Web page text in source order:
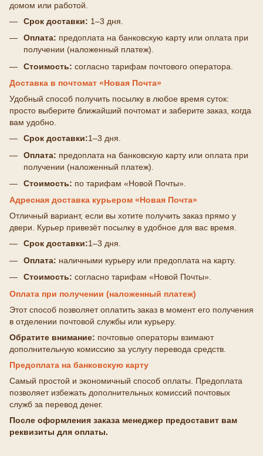
домом или работой.
Срок доставки: 1–3 дня.
Оплата: предоплата на банковскую карту или оплата при
получении (наложенный платеж).
Стоимость: согласно тарифам почтового оператора.
Доставка в почтомат «Новая Почта»
Удобный способ получить посылку в любое время суток:
просто выберите ближайший почтомат и заберите заказ, когда
вам удобно.
Срок доставки:1–3 дня.
Оплата: предоплата на банковскую карту или оплата при
получении (наложенный платеж).
Стоимость: по тарифам «Новой Почты».
Адресная доставка курьером «Новая Почта»
Отличный вариант, если вы хотите получить заказ прямо у
двери. Курьер привезёт посылку в удобное для вас время.
Срок доставки:1–3 дня.
Оплата: наличными курьеру или предоплата на карту.
Стоимость: согласно тарифам «Новой Почты».
Оплата при получении (наложенный платеж)
Этот способ позволяет оплатить заказ в момент его получения
в отделении почтовой службы или курьеру.
Обратите внимание: почтовые операторы взимают
дополнительную комиссию за услугу перевода средств.
Предоплата на банковскую карту
Самый простой и экономичный способ оплаты. Предоплата
позволяет избежать дополнительных комиссий почтовых
служб за перевод денег.
После оформления заказа менеджер предоставит вам
реквизиты для оплаты.